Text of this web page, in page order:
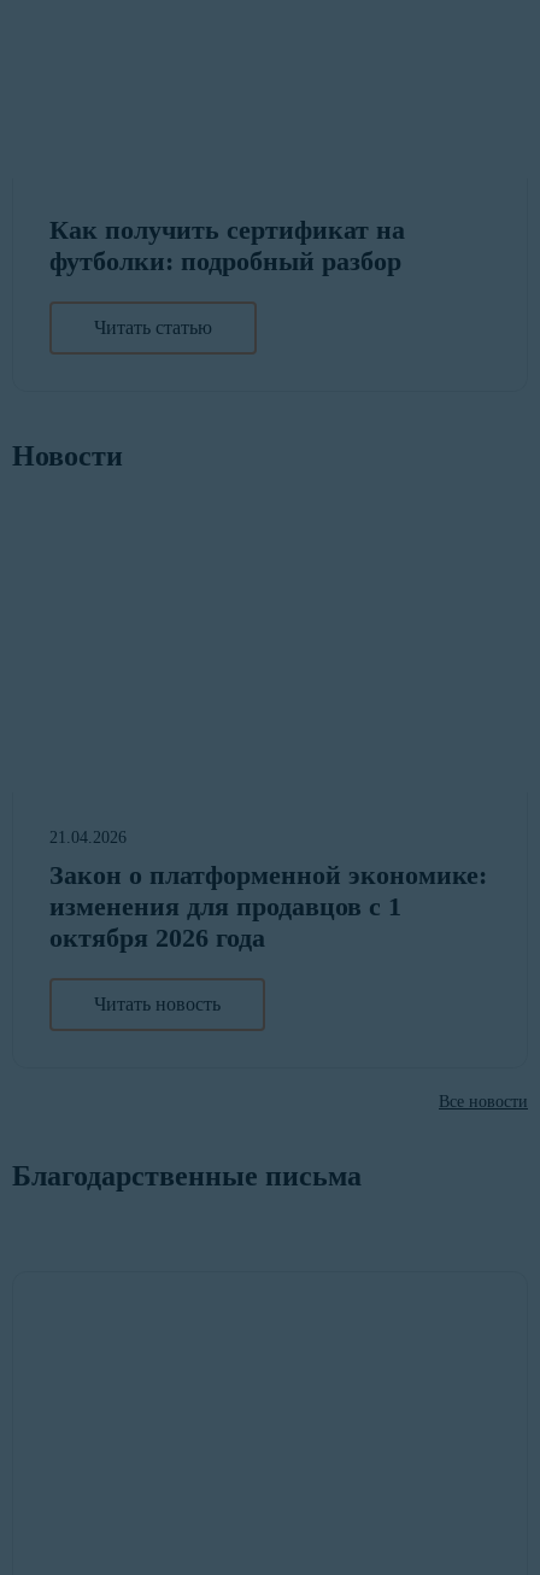
Как получить сертификат на
футболки: подробный разбор
Читать статью
Новости
21.04.2026
Закон о платформенной экономике:
изменения для продавцов с 1
октября 2026 года
Читать новость
Все новости
Благодарственные письма